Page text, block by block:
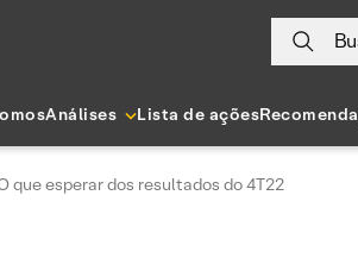
Análises Lista de ações
que esperar dos resultados do 4T22